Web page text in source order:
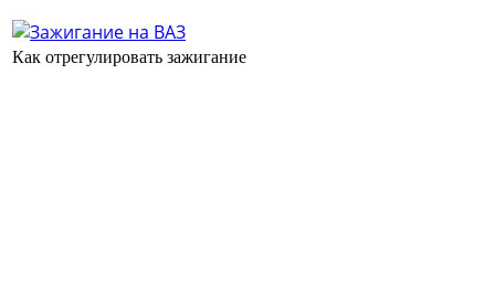
Как отрегулировать зажигание